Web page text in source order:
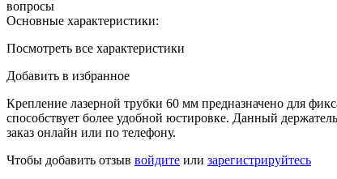
вопросы
Основные характеристики:
Посмотреть все характеристики
Добавить в избранное
Крепление лазерной трубки 60 мм предназначено для
способствует более удобной юстировке. Данный
заказ онлайн или по телефону.
Чтобы добавить отзыв войдите или зарегистрируйтесь